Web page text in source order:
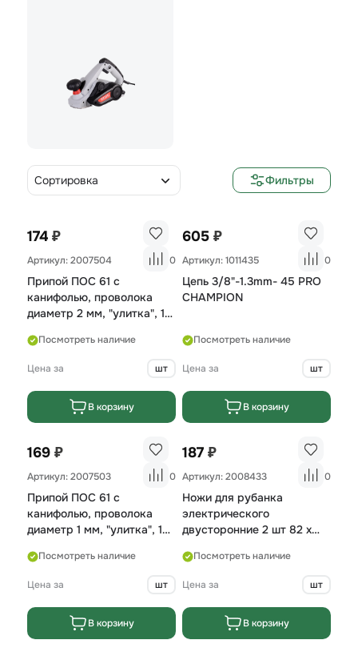
Сортировка Фильтры
174 ₽
Артикул: 2007504 0
Припой ПОС 61 c
канифолью, проволока
диаметр 2 мм, "улитка", 10
Посмотреть наличие
Цена за шт
В корзину
605 ₽
Артикул: 1011435 0
Цепь 3/8"-1.3mm- 45 PRO
CHAMPION
Посмотреть наличие
Цена за шт
В корзину
169 ₽
Артикул: 2007503 0
Припой ПОС 61 c
канифолью, проволока
диаметр 1 мм, "улитка", 10
Посмотреть наличие
Цена за шт
В корзину
187 ₽
Артикул: 2008433 0
Ножи для рубанка
электрического
двусторонние 2 шт 82 х
Посмотреть наличие
Цена за шт
В корзину